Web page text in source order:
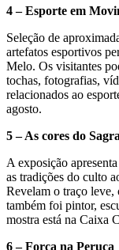
4 – Esporte em
Seleção de
artefatos esportivos
Melo. Os visitantes
tochas, fotografias,
relacionados ao
agosto.
5 – As cores do
A exposição
as tradições do culto
Revelam o traço
também foi pintor,
mostra está na Caixa
6 – Força na Peruca